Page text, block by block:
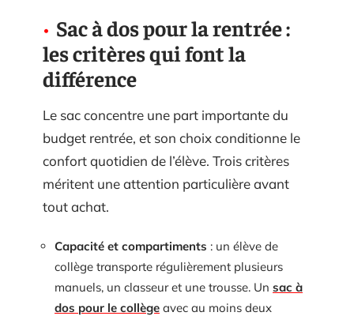
Sac à dos pour la rentrée :
les critères qui font la
différence
Le sac concentre une part importante du
budget rentrée, et son choix conditionne le
confort quotidien de l’élève. Trois critères
méritent une attention particulière avant
tout achat.
Capacité et compartiments : un élève de
collège transporte régulièrement plusieurs
manuels, un classeur et une trousse. Un sac à
dos pour le collège avec au moins deux